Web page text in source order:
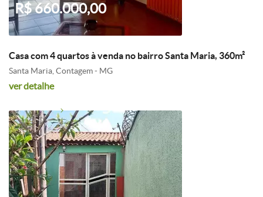
R$ 660.000,00
Casa com 4 quartos à venda no bairro Santa Maria, 360m²
Santa Maria, Contagem - MG
ver detalhe